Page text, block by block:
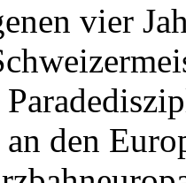
vier
den